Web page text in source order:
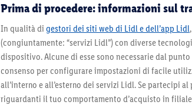
Prima di procedere: informazioni sul
In qualità di gestori dei siti web di Lidl e dell’app Lidl
(congiuntamente: “servizi Lidl”) con diverse
dispositivo. Alcune di esse sono necessarie dal
consenso per configurare impostazioni di facile
all’interno e all’esterno dei servizi Lidl. Se partecipi
riguardanti il tuo comportamento d’acquisto in